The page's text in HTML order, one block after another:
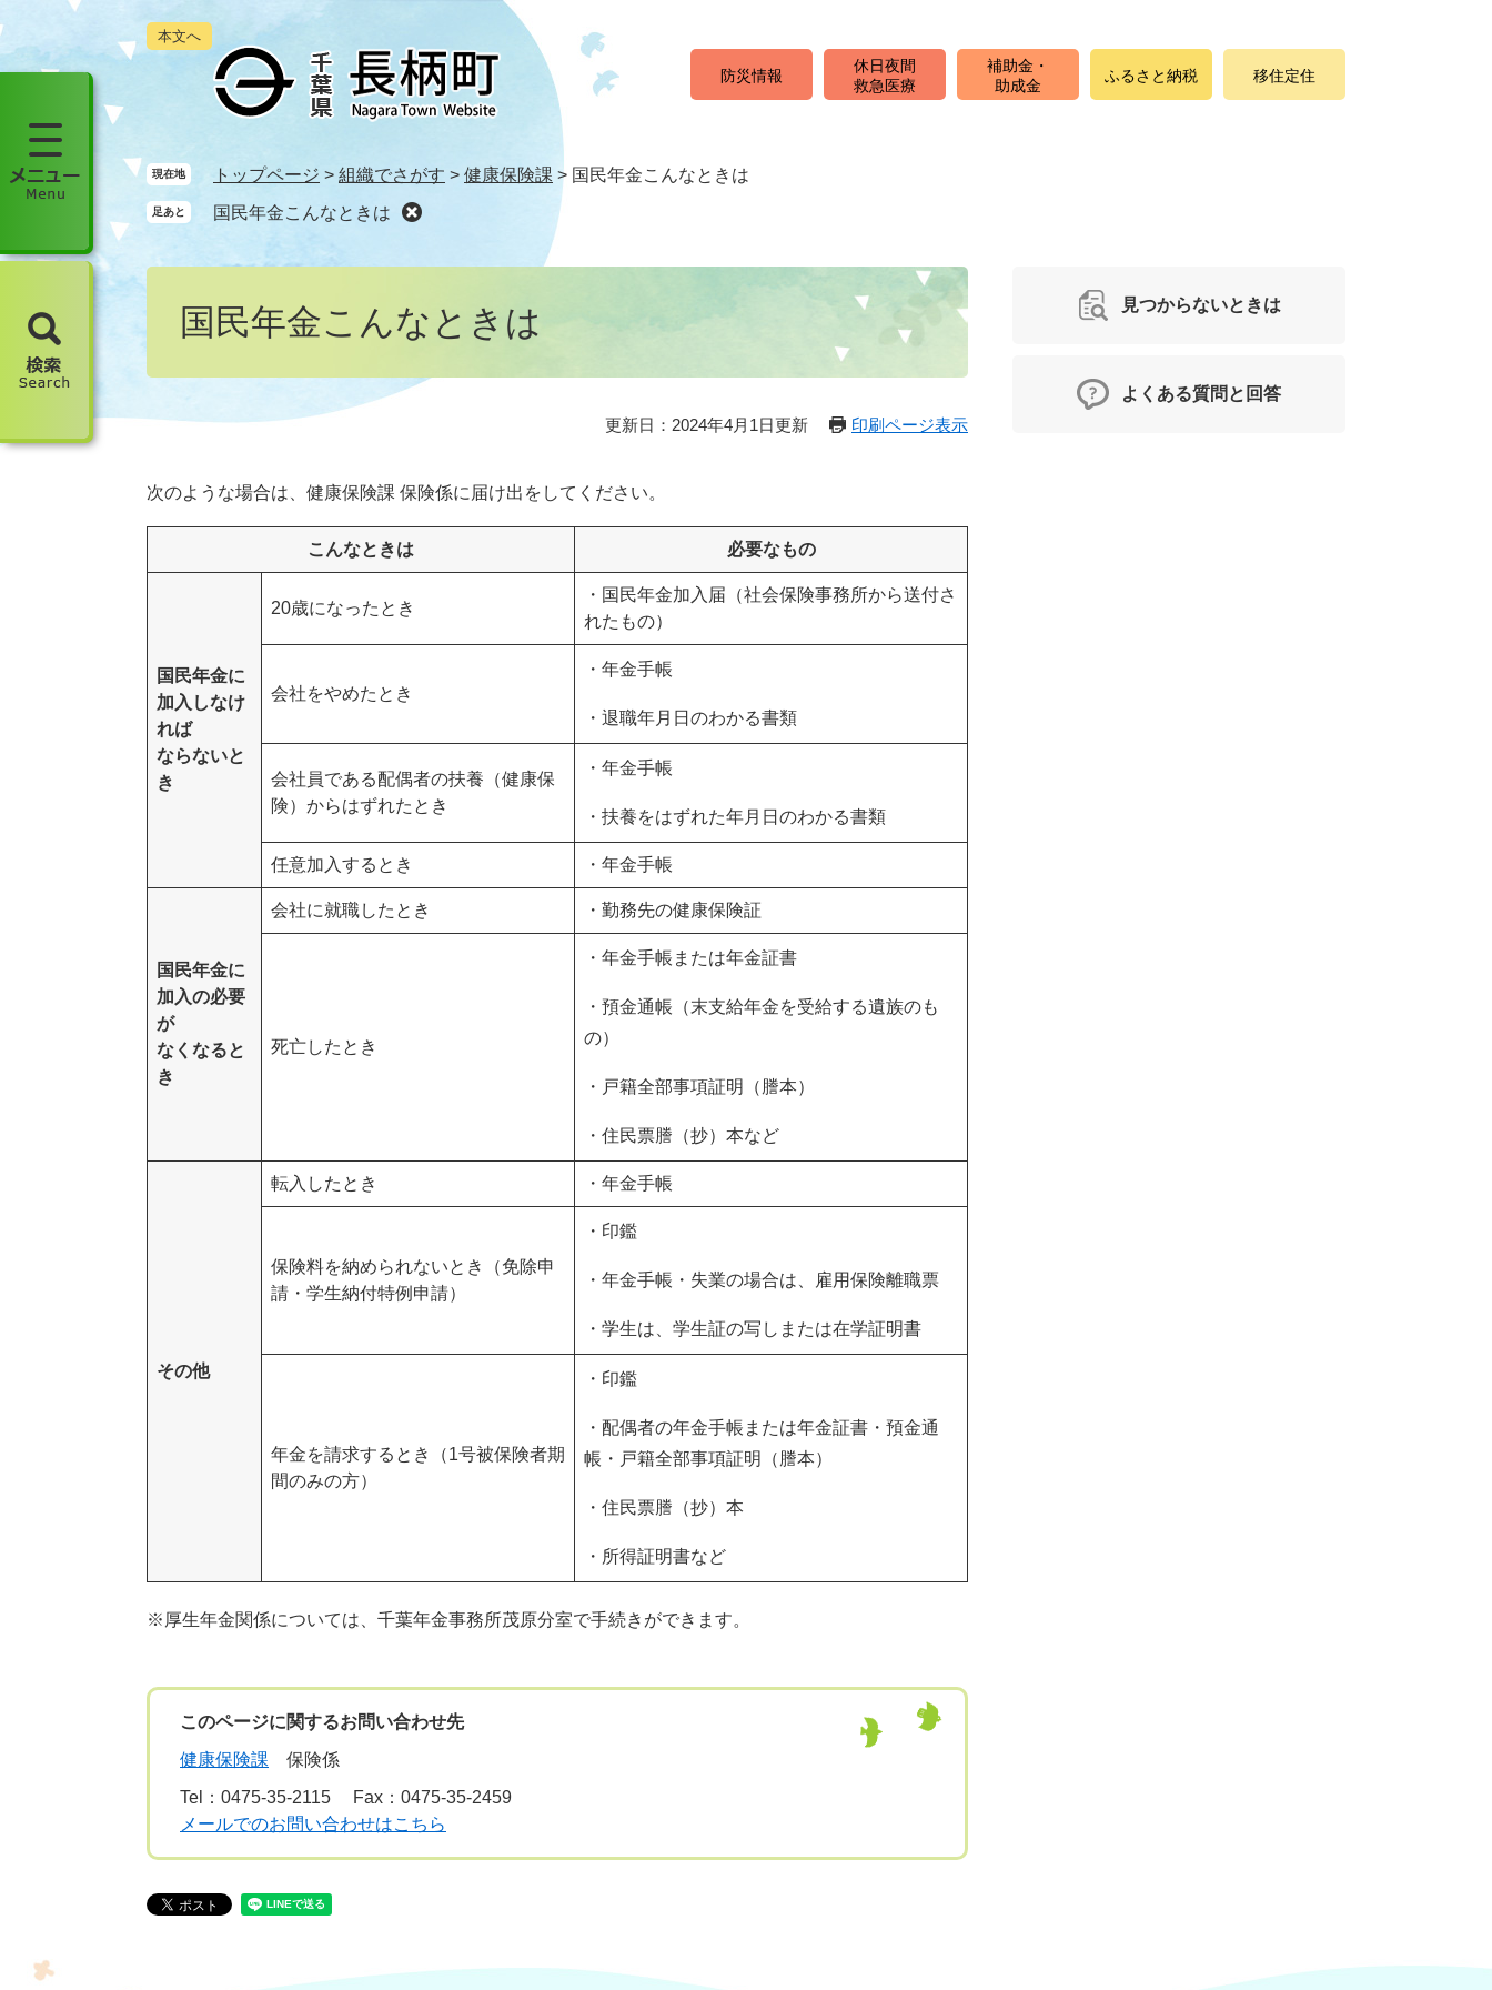
ー
で
ニ
ば
本
本文へ
防災情報
休日夜間
救急医療
補助金・
助成金
ふるさと納税 移住定住
メ
ー
開
現在地 トップページ > 組織でさがす > 健康保険課 > 国民年金こんなときは
足あと 国民年金こんなときは
国民年金こんなときは
更新日：2024年4月1日更新 印刷ページ表示
次のような場合は、健康保険課 保険係に届け出をしてください。
こんなときは 必要なもの
国民年金に
加入しなけ
れば
ならないと
き
20歳になったとき
・国民年金加入届（社会保険事務所から送付さ
れたもの）
会社をやめたとき
・年金手帳
・退職年月日のわかる書類
会社員である配偶者の扶養（健康保
険）からはずれたとき
・年金手帳
・扶養をはずれた年月日のわかる書類
任意加入するとき ・年金手帳
国民年金に
加入の必要
が
なくなると
き
会社に就職したとき ・勤務先の健康保険証
死亡したとき
・年金手帳または年金証書
・預金通帳（末支給年金を受給する遺族のも
の）
・戸籍全部事項証明（謄本）
・住民票謄（抄）本など
その他
転入したとき ・年金手帳
保険料を納められないとき（免除申
請・学生納付特例申請）
・印鑑
・年金手帳・失業の場合は、雇用保険離職票
・学生は、学生証の写しまたは在学証明書
年金を請求するとき（1号被保険者期
間のみの方）
・印鑑
・配偶者の年金手帳または年金証書・預金通
帳・戸籍全部事項証明（謄本）
・住民票謄（抄）本
・所得証明書など
※厚生年金関係については、千葉年金事務所茂原分室で手続きができます。
このページに関するお問い合わせ先
健康保険課
保険係
Tel：0475‐35‐2115
Fax：0475‐35‐2459
メールでのお問い合わせはこちら
見つからないときは
よくある質問と回答